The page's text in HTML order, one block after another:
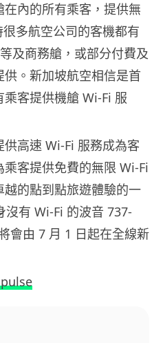
內的所有乘客，提供無
多航空公司的客機都有
及商務艙，或部分付費及
。新加坡航空相信是首
客提供機艙 Wi-Fi 服
高速 Wi-Fi 服務成為客
客提供免費的無限 Wi-Fi
的點到點旅遊體驗的一
沒有 Wi-Fi 的波音 737-
會由 7 月 1 日起在全線新